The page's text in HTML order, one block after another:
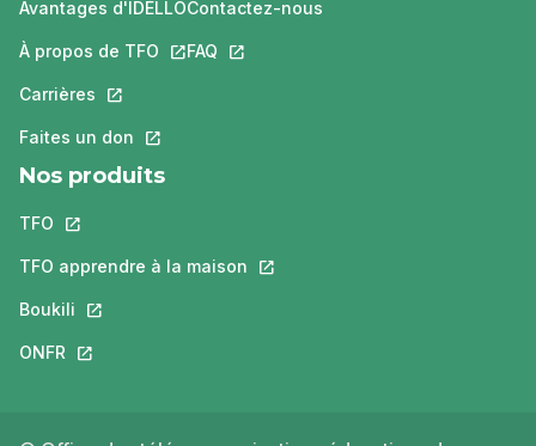
Avantages d'IDÉLLO
À propos de TFO Ce lien s'ouvrira dans un nouvel onglet.
Carrières Ce lien s'ouvrira dans un nouvel onglet.
Faites un don Ce lien s'ouvrira dans un nouvel onglet.
Contactez-nous
FAQ Ce lien s'ouvrira dans un nouvel
Nos produits
TFO Ce lien s'ouvrira dans un nouvel onglet.
TFO apprendre à la maison Ce lien s'ouvrira dans un nouvel
Boukili Ce lien s'ouvrira dans un nouvel onglet.
ONFR Ce lien s'ouvrira dans un nouvel onglet.